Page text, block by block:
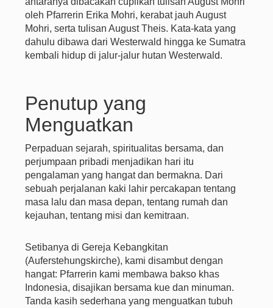
oleh Pfarrerin Erika Mohri, kerabat jauh August
Mohri, serta tulisan August Theis. Kata-kata yang
dahulu dibawa dari Westerwald hingga ke Sumatra
kembali hidup di jalur-jalur hutan Westerwald.
Penutup yang
Menguatkan
Perpaduan sejarah, spiritualitas bersama, dan
perjumpaan pribadi menjadikan hari itu
pengalaman yang hangat dan bermakna. Dari
sebuah perjalanan kaki lahir percakapan tentang
masa lalu dan masa depan, tentang rumah dan
kejauhan, tentang misi dan kemitraan.
Setibanya di Gereja Kebangkitan
(Auferstehungskirche), kami disambut dengan
hangat: Pfarrerin kami membawa bakso khas
Indonesia, disajikan bersama kue dan minuman.
Tanda kasih sederhana yang menguatkan tubuh